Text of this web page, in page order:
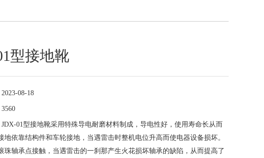
型接地靴
2023-08-18
3560
JDX-01型接地靴采用特殊导电耐磨材料制成，导电性好，使用寿命长从而
地依靠结构件和车轮接地，当遇雷击时整机电位升高而使电器设备损坏。
珠轴承点接触，当遇雷击的一刹那产生火花损坏轴承的缺陷，从而提高了